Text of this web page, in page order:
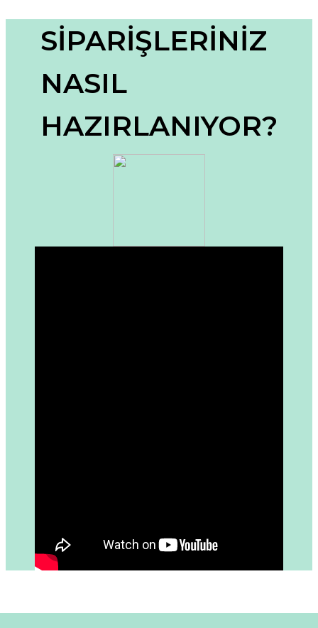
Görüş ve önerileriniz için teşekkür ederiz.
Ürün resmi kalitesiz, bozuk veya görüntülenemiyor.
Ürün açıklamasında eksik bilgiler bulunuyor.
Ürün fiyatı diğer sitelerden daha pahalı.
Bu ürüne benzer farklı alternatifler olmalı.
SİPARİŞLERİNİZ
NASIL
HAZIRLANIYOR?